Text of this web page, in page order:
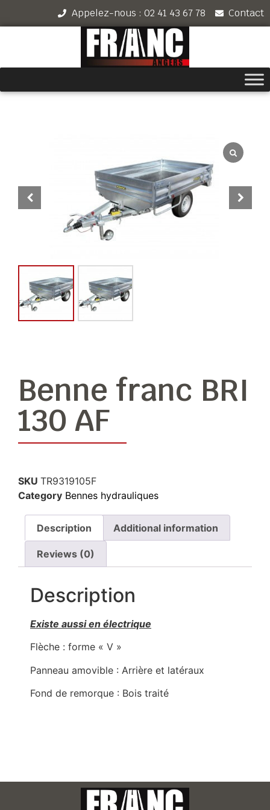
Appelez-nous : 02 41 43 67 78 Contact
Benne franc BRI
130 AF
SKU TR9319105F
Category Bennes hydrauliques
Description Additional information
Reviews (0)
Description
Existe aussi en électrique
Flèche : forme « V »
Panneau amovible : Arrière et latéraux
Fond de remorque : Bois traité